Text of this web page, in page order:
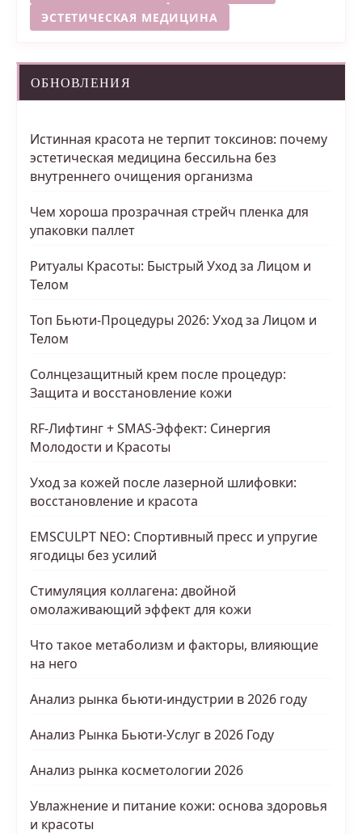
ЭСТЕТИЧЕСКАЯ МЕДИЦИНА
ОБНОВЛЕНИЯ
Истинная красота не терпит токсинов: почему
эстетическая медицина бессильна без
внутреннего очищения организма
Чем хороша прозрачная стрейч пленка для
упаковки паллет
Ритуалы Красоты: Быстрый Уход за Лицом и
Телом
Топ Бьюти-Процедуры 2026: Уход за Лицом и
Телом
Солнцезащитный крем после процедур:
Защита и восстановление кожи
RF-Лифтинг + SMAS-Эффект: Синергия
Молодости и Красоты
Уход за кожей после лазерной шлифовки:
восстановление и красота
EMSCULPT NEO: Спортивный пресс и упругие
ягодицы без усилий
Стимуляция коллагена: двойной
омолаживающий эффект для кожи
Что такое метаболизм и факторы, влияющие
на него
Анализ рынка бьюти-индустрии в 2026 году
Анализ Рынка Бьюти-Услуг в 2026 Году
Анализ рынка косметологии 2026
Увлажнение и питание кожи: основа здоровья
и красоты